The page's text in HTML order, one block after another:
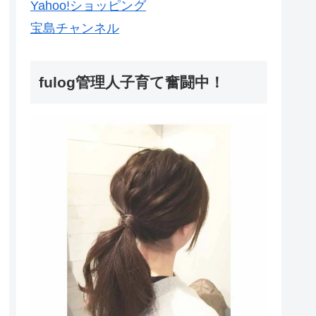
Yahoo!ショッピング
宝島チャンネル
fulog管理人子育て奮闘中！